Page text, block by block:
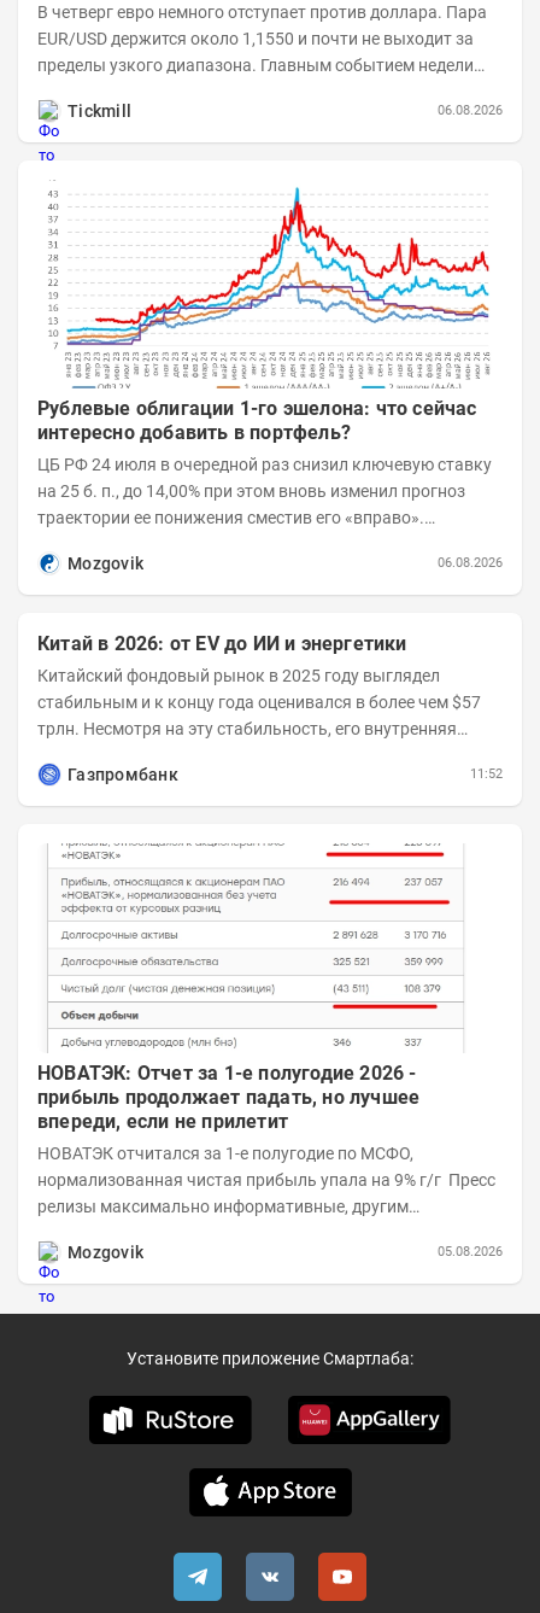
В четверг евро немного отступает против доллара. Пара
EUR/USD держится около 1,1550 и почти не выходит за
пределы узкого диапазона. Главным событием недели
Tickmill
06.08.2026
Рублевые облигации 1-го эшелона: что сейчас
интересно добавить в портфель?
ЦБ РФ 24 июля в очередной раз снизил ключевую ставку
на 25 б. п., до 14,00% при этом вновь изменил прогноз
траектории ее понижения сместив его «вправо».
Mozgovik
06.08.2026
Китай в 2026: от EV до ИИ и энергетики
Китайский фондовый рынок в 2025 году выглядел
стабильным и к концу года оценивался в более чем $57
трлн. Несмотря на эту стабильность, его внутренняя
Газпромбанк
11:52
НОВАТЭК: Отчет за 1-е полугодие 2026 -
прибыль продолжает падать, но лучшее
впереди, если не прилетит
НОВАТЭК отчитался за 1-е полугодие по МСФО,
нормализованная чистая прибыль упала на 9% г/г Пресс
релизы максимально информативные, другим
Mozgovik
05.08.2026
Установите приложение Смартлаба: